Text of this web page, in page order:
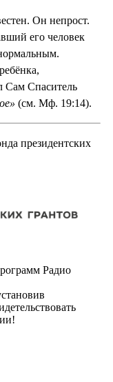
Он непрост.
его человек
Сам Спаситель
(см. Мф. 19:14).
президентских
Радио